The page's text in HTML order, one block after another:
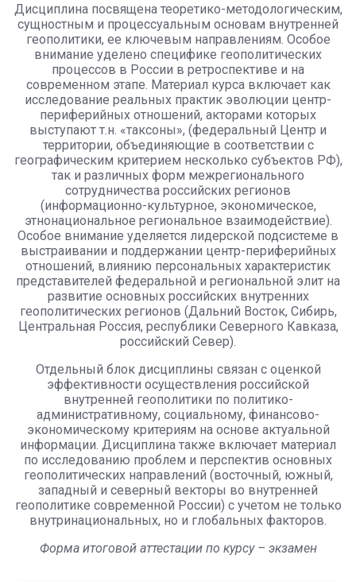
Дисциплина посвящена теоретико-методологическим,
сущностным и процессуальным основам внутренней
геополитики, ее ключевым направлениям. Особое
внимание уделено специфике геополитических
процессов в России в ретроспективе и на
современном этапе. Материал курса включает как
исследование реальных практик эволюции центр-
периферийных отношений, акторами которых
выступают т.н. «таксоны», (федеральный Центр и
территории, объединяющие в соответствии с
географическим критерием несколько субъектов РФ),
так и различных форм межрегионального
сотрудничества российских регионов
(информационно-культурное, экономическое,
этнонациональное региональное взаимодействие).
Особое внимание уделяется лидерской подсистеме в
выстраивании и поддержании центр-периферийных
отношений, влиянию персональных характеристик
представителей федеральной и региональной элит на
развитие основных российских внутренних
геополитических регионов (Дальний Восток, Сибирь,
Центральная Россия, республики Северного Кавказа,
российский Север).
Отдельный блок дисциплины связан с оценкой
эффективности осуществления российской
внутренней геополитики по политико-
административному, социальному, финансово-
экономическому критериям на основе актуальной
информации. Дисциплина также включает материал
по исследованию проблем и перспектив основных
геополитических направлений (восточный, южный,
западный и северный векторы во внутренней
геополитике современной России) с учетом не только
внутринациональных, но и глобальных факторов.
Форма итоговой аттестации по курсу – экзамен